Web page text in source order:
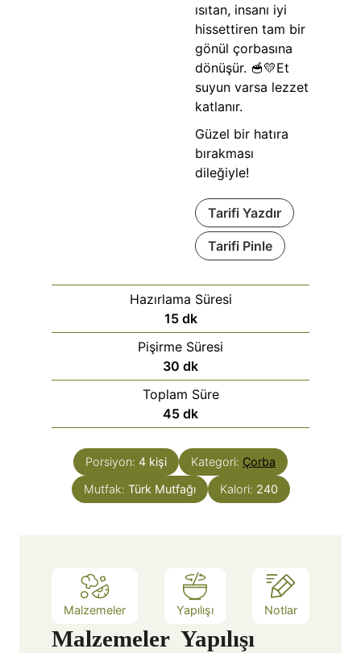
ısıtan, insanı iyi
hissettiren tam bir
gönül çorbasına
dönüşür. 🥣💛Et
suyun varsa lezzet
katlanır.
Güzel bir hatıra
bırakması
dileğiyle!
Tarifi Yazdır
Tarifi Pinle
Hazırlama Süresi
15 dk
Pişirme Süresi
30 dk
Toplam Süre
45 dk
Porsiyon: 4 kişi Kategori: Çorba
Mutfak: Türk Mutfağı Kalori: 240
Malzemeler Yapılışı Notlar
Malzemeler Yapılışı